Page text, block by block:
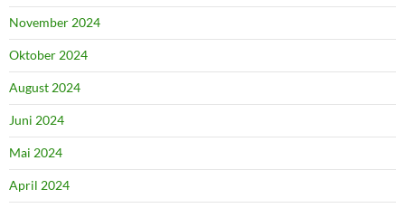
November 2024
Oktober 2024
August 2024
Juni 2024
Mai 2024
April 2024